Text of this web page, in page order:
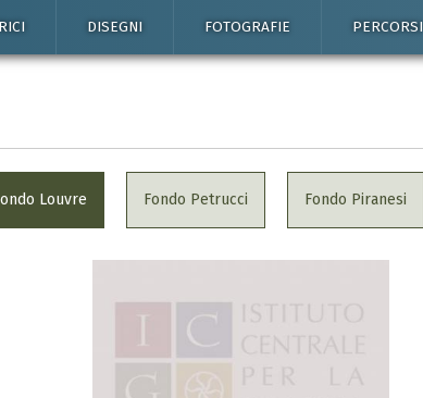
DISEGNI FOTOGRAFIE PERCORSI
Louvre Fondo Petrucci Fondo Piranesi